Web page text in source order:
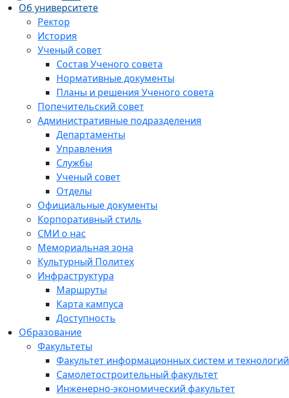
Об университете
Ректор
История
Ученый совет
Состав Ученого совета
Нормативные документы
Планы и решения Ученого совета
Попечительский совет
Административные подразделения
Департаменты
Управления
Службы
Ученый совет
Отделы
Официальные документы
Корпоративный стиль
СМИ о нас
Мемориальная зона
Культурный Политех
Инфраструктура
Маршруты
Карта кампуса
Доступность
Образование
Факультеты
Факультет информационных систем и технологий
Самолетостроительный факультет
Инженерно-экономический факультет